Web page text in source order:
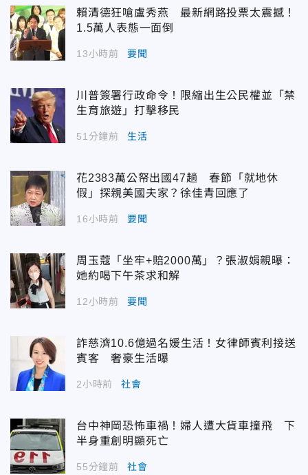
賴清德狂嗆盧秀燕 最新網路投票太震撼！
1.5萬人表態一面倒
13小時前 要聞
川普簽署行政命令！限縮出生公民權並「禁
生育旅遊」打擊移民
51分鐘前 生活
花2383萬公帑出國47趟 春節「就地休
假」探親美國夫家？徐佳青回應了
16小時前 要聞
周玉蔻「坐牢+賠2000萬」？張淑娟親曝：
她約喝下午茶求和解
12小時前 要聞
詐慈濟10.6億過名媛生活！女律師賓利接送
賓客 奢豪生活曝
2小時前 社會
台中神岡恐怖車禍！婦人遭大貨車撞飛 下
半身重創明顯死亡
55分鐘前 社會